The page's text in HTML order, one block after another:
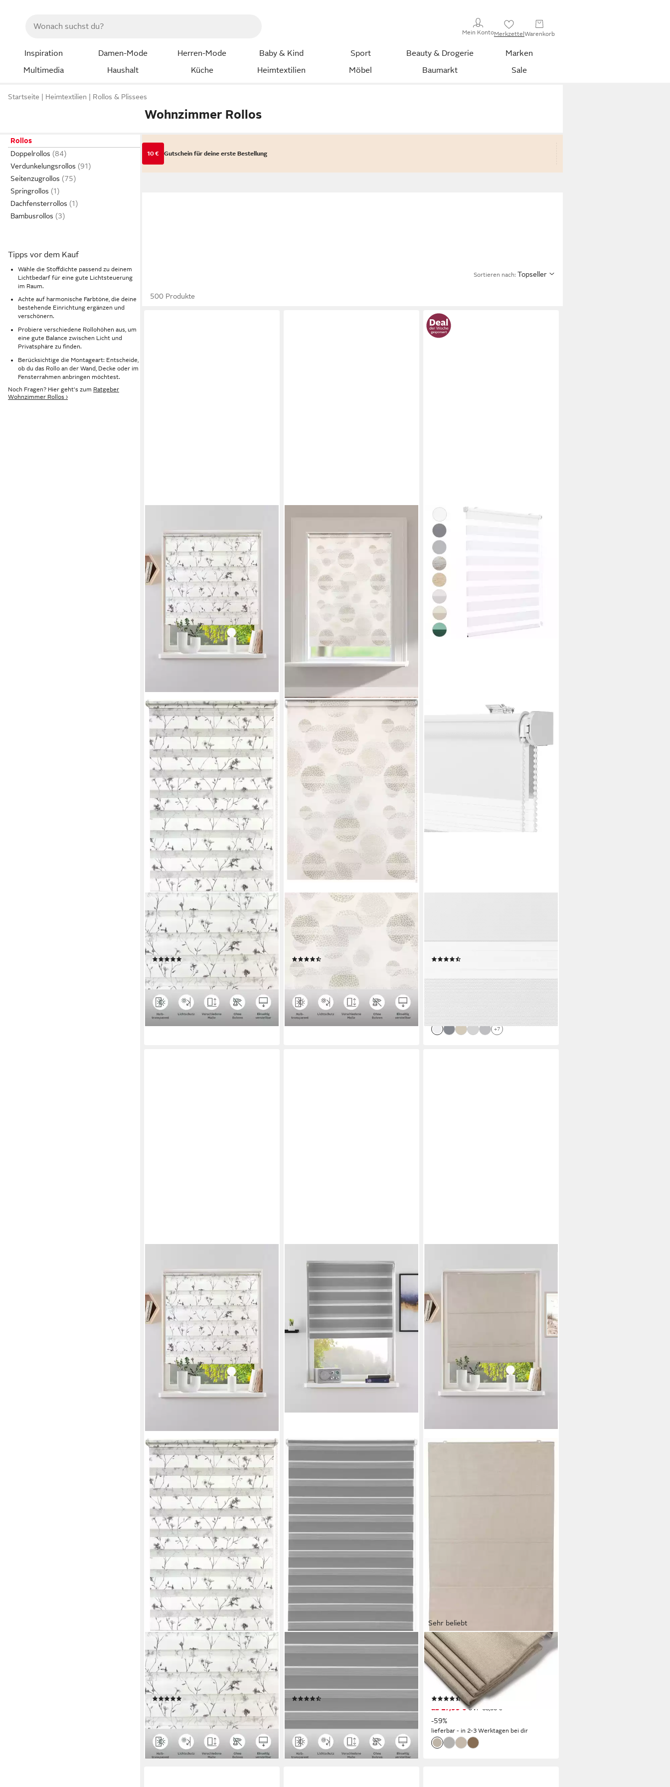
Mein KontoMerkzettelWarenkorb
Inspiration Damen-Mode Herren-Mode Baby & Kind Sport Beauty & Drogerie
Marken
Multimedia
Haushalt Küche Heimtextilien Möbel Baumarkt Sale
Startseite Heimtextilien Rollos & Plissees
Wohnzimmer Rollos
Rollos
Doppelrollos
Verdunkelungsrollos
Seitenzugrollos
Springrollos
Dachfensterrollos
Bambusrollos
Tipps vor dem Kauf
Wähle die Stoffdichte passend zu deinem
Lichtbedarf für eine gute Lichtsteuerung
im Raum.
Achte auf harmonische Farbtöne, die deine
bestehende Einrichtung ergänzen und
verschönern.
Probiere verschiedene Rollohöhen aus, um
eine gute Balance zwischen Licht und
Privatsphäre zu finden.
Berücksichtige die Montageart: Entscheide,
ob du das Rollo an der Wand, Decke oder im
Fensterrahmen anbringen möchtest.
Noch Fragen? Hier geht's zum Ratgeber
Wohnzimmer Rollos ›
10 € Gutschein für deine erste Bestellung
Sortieren nach: Topseller
500 Produkte
OTTO HOME
Doppelrollo MINNA, Lichtschutz,
ohne Bohren, freihängend, Klemmfix,
Rollo mit Floralem Design, Für
Fenster & Tür, Klemmfix - sehr
beliebt!
(171)
ab 19,99 € UVP 34,00 €
-41%
lieferbar - in 2-3 Werktagen bei dir
Doppelrollo Belem, Lichtschutz, ohne
Bohren, freihängend, Klemmfix, Rollo,
halbtransparent, im Fixmaß, Kreise,
bedruckt, für Fenster & Tür
(129)
ab 24,99 €
lieferbar - in 2-3 Werktagen bei dir
möglich
nur bis Dienstag
lieferbar - in 5-6 Werktagen bei dir
+7
OTTO HOME
Doppelrollo MINNA, Lichtschutz,
ohne Bohren, freihängend, Klemmfix,
Rollo mit Floralem Design, Für
Fenster & Tür, Klemmfix - sehr
beliebt!
(171)
ab 19,99 € UVP 34,00 €
-41%
lieferbar - in 2-3 Werktagen bei dir
OTTO HOME
Doppelrollo MARANO, Lichtschutz,
ohne Bohren, freihängend, Klemmfix,
Rollo, Fixmaß, Bestseller mit
Klemmträgern, für Fenster & Tür
(7179)
-44%
lieferbar - in 2-3 Werktagen bei dir
Sehr beliebt
OTTO HOME
Rollo RIOLA, Lichtschutz, ohne
Bohren, freihängend, Klemmfix,
Faltrollo in trendiger Leinenoptik,
einfache Montage
(70)
ab 27,99 € UVP 68,00 €
-59%
lieferbar - in 2-3 Werktagen bei dir